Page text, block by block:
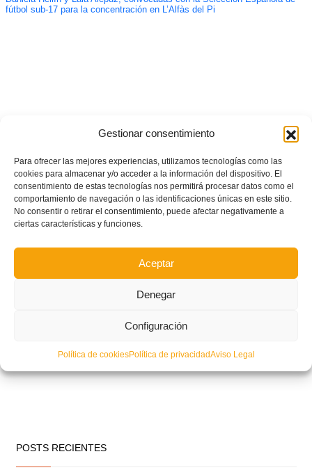
Gestionar consentimiento
Para ofrecer las mejores experiencias, utilizamos tecnologías como las
cookies para almacenar y/o acceder a la información del dispositivo. El
consentimiento de estas tecnologías nos permitirá procesar datos como el
comportamiento de navegación o las identificaciones únicas en este sitio.
No consentir o retirar el consentimiento, puede afectar negativamente a
ciertas características y funciones.
Aceptar
Denegar
Configuración
Política de cookiesPolítica de privacidadAviso Legal
fútbol sub-17 para la concentración en L’Alfàs del Pi
POSTS RECIENTES